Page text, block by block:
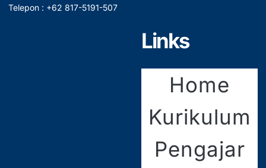
Telepon : +62 817-5191-507
Links
Home
Kurikulum
Pengajar